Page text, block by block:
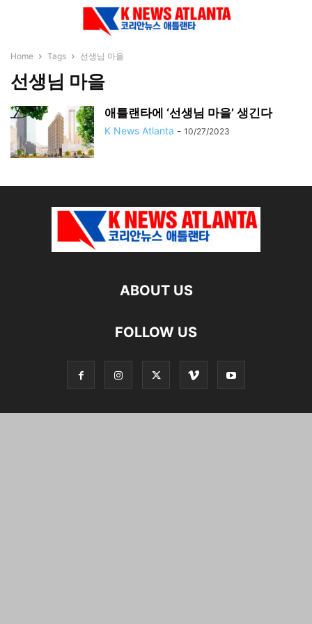
Home Tags 선생님 마을
선생님 마을
애틀랜타에 ‘선생님 마을’ 생긴다
K News Atlanta - 10/27/2023
ABOUT US
FOLLOW US